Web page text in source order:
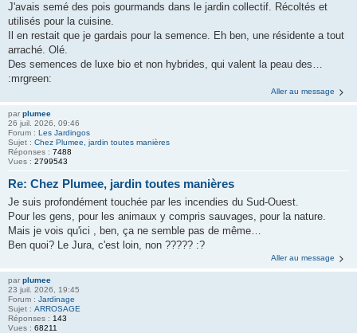
J'avais semé des pois gourmands dans le jardin collectif. Récoltés et
utilisés pour la cuisine.
Il en restait que je gardais pour la semence. Eh ben, une résidente a tout
arraché. Olé.
Des semences de luxe bio et non hybrides, qui valent la peau des…
:mrgreen:
Aller au message
par plumee
26 juil. 2026, 09:46
Forum : Les Jardingos
Sujet : Chez Plumee, jardin toutes manières
Réponses : 7488
Vues : 2799543
Re: Chez Plumee, jardin toutes manières
Je suis profondément touchée par les incendies du Sud-Ouest.
Pour les gens, pour les animaux y compris sauvages, pour la nature.
Mais je vois qu'ici , ben, ça ne semble pas de même…
Ben quoi? Le Jura, c'est loin, non ????? :?
Aller au message
par plumee
23 juil. 2026, 19:45
Forum : Jardinage
Sujet : ARROSAGE
Réponses : 143
Vues : 68211